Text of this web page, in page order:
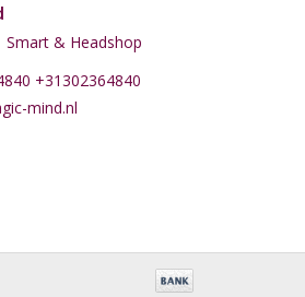
& Headshop
+31302364840
mind.nl